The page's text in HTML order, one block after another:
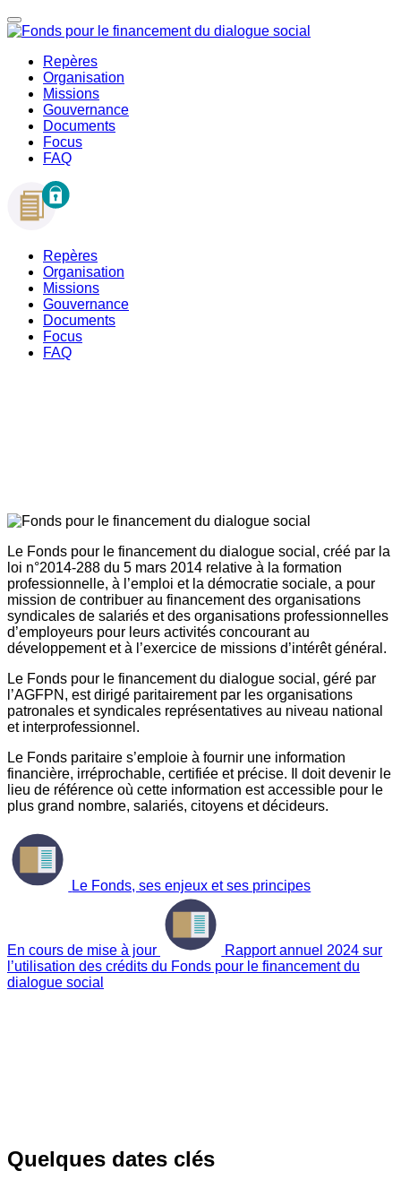
Repères
Organisation
Missions
Gouvernance
Documents
Focus
FAQ
Repères
Organisation
Missions
Gouvernance
Documents
Focus
FAQ
Le Fonds pour le financement du dialogue social, créé par la
loi n°2014-288 du 5 mars 2014 relative à la formation
professionnelle, à l’emploi et la démocratie sociale, a pour
mission de contribuer au financement des organisations
syndicales de salariés et des organisations professionnelles
d’employeurs pour leurs activités concourant au
développement et à l’exercice de missions d’intérêt général.
Le Fonds pour le financement du dialogue social, géré par
l’AGFPN, est dirigé paritairement par les organisations
patronales et syndicales représentatives au niveau national
et interprofessionnel.
Le Fonds paritaire s’emploie à fournir une information
financière, irréprochable, certifiée et précise. Il doit devenir le
lieu de référence où cette information est accessible pour le
plus grand nombre, salariés, citoyens et décideurs.
Le Fonds, ses enjeux et ses principes
En cours de mise à jour
Rapport annuel 2024 sur
l’utilisation des crédits du Fonds pour le financement du
dialogue social
Quelques dates clés